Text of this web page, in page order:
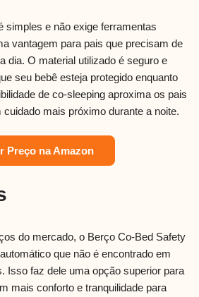
simples e não exige ferramentas
vantagem para pais que precisam de
dia. O material utilizado é seguro e
seu bebê esteja protegido enquanto
de co-sleeping aproxima os pais
mais próximo durante a noite.
Preço na Amazon
do mercado, o Berço Co-Bed Safety
que não é encontrado em
Isso faz dele uma opção superior para
mais conforto e tranquilidade para